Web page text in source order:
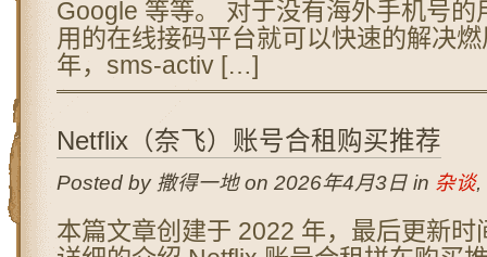
Google 等等。 对于没有海外手机号的
用的在线接码平台就可以快速的解决
年，sms-activ […]
Netflix（奈飞）账号合租购买推荐
Posted by 撒得一地 on 2026年4月3日 in 杂谈,
本篇文章创建于 2022 年，最后更新